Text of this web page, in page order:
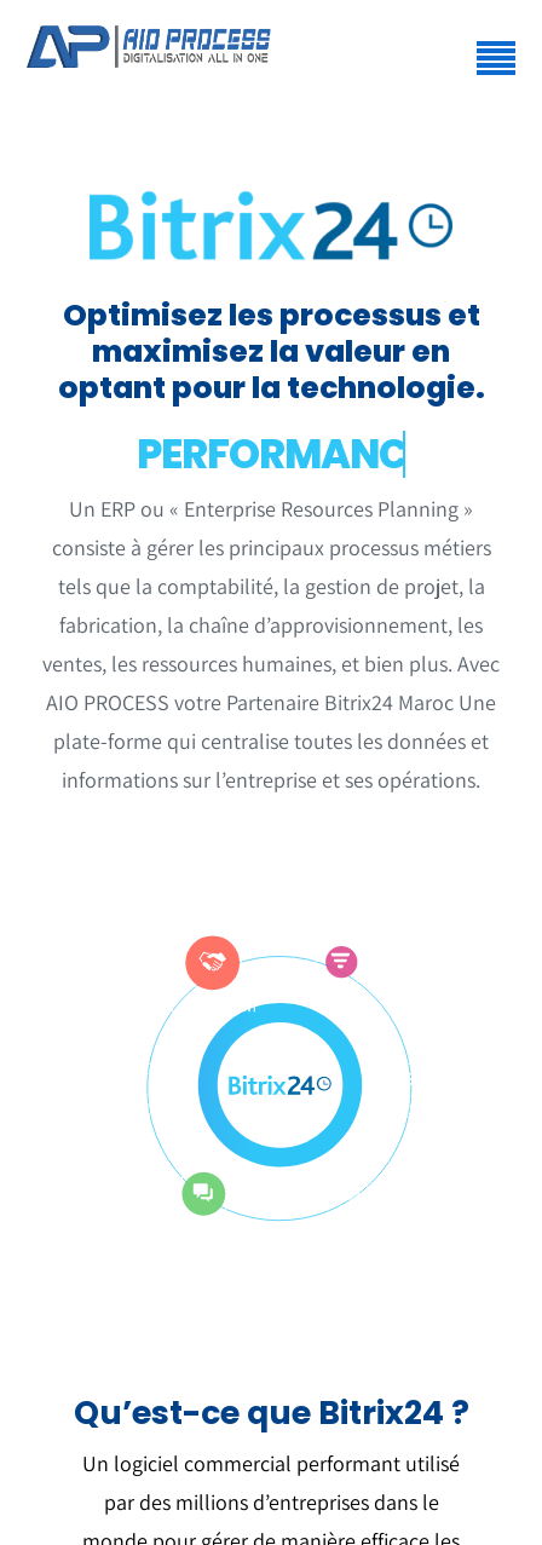
À propos
Nos Services
Support
Contactez-nous
Optimisez les processus et
maximisez la valeur en
optant pour la technologie.
Un ERP ou « Enterprise Resources Planning »
consiste à gérer les principaux processus métiers
tels que la comptabilité, la gestion de projet, la
fabrication, la chaîne d’approvisionnement, les
ventes, les ressources humaines, et bien plus. Avec
AIO PROCESS votre Partenaire Bitrix24 Maroc Une
plate-forme qui centralise toutes les données et
informations sur l’entreprise et ses opérations.
Qu’est-ce que Bitrix24 ?
Un logiciel commercial performant utilisé
par des millions d’entreprises dans le